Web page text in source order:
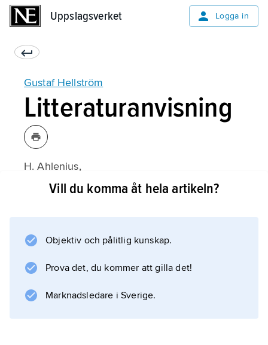
Uppslagsverket Logga in
Gustaf Hellström
Litteraturanvisning
H. Ahlenius,
Gustaf Hellström
Vill du komma åt hela artikeln?
Objektiv och pålitlig kunskap.
Prova det, du kommer att gilla det!
Marknadsledare i Sverige.